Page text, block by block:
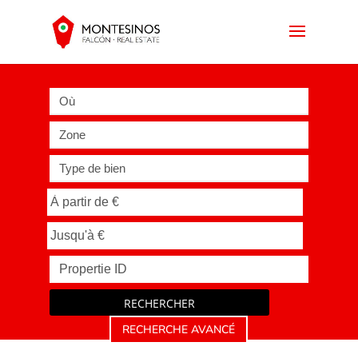
Où
Zone
Type de bien
RECHERCHER
RECHERCHE AVANCÉ